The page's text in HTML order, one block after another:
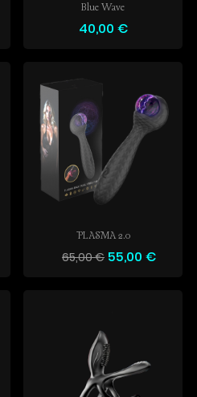
Blue Wave
40,00 €
PLASMA 2.0
65,00 € 55,00 €